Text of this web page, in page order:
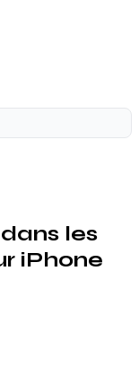
les
iPhone